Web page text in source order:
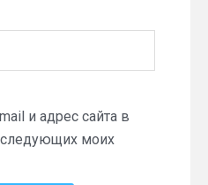
и адрес сайта в
моих